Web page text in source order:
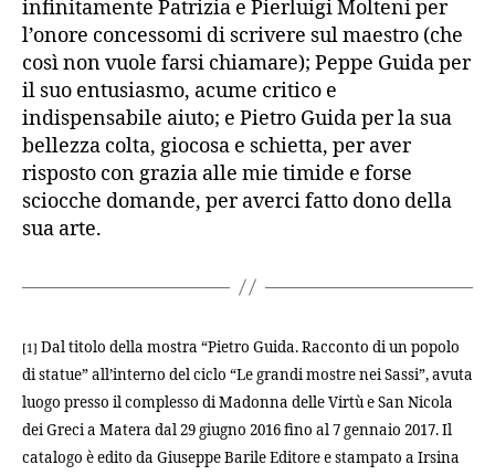
infinitamente Patrizia e Pierluigi Molteni per
l’onore concessomi di scrivere sul maestro (che
così non vuole farsi chiamare); Peppe Guida per
il suo entusiasmo, acume critico e
indispensabile aiuto; e Pietro Guida per la sua
bellezza colta, giocosa e schietta, per aver
risposto con grazia alle mie timide e forse
sciocche domande, per averci fatto dono della
sua arte.
[1] Dal titolo della mostra “Pietro Guida. Racconto di un popolo
di statue” all’interno del ciclo “Le grandi mostre nei Sassi”, avuta
luogo presso il complesso di Madonna delle Virtù e San Nicola
dei Greci a Matera dal 29 giugno 2016 fino al 7 gennaio 2017. Il
catalogo è edito da Giuseppe Barile Editore e stampato a Irsina